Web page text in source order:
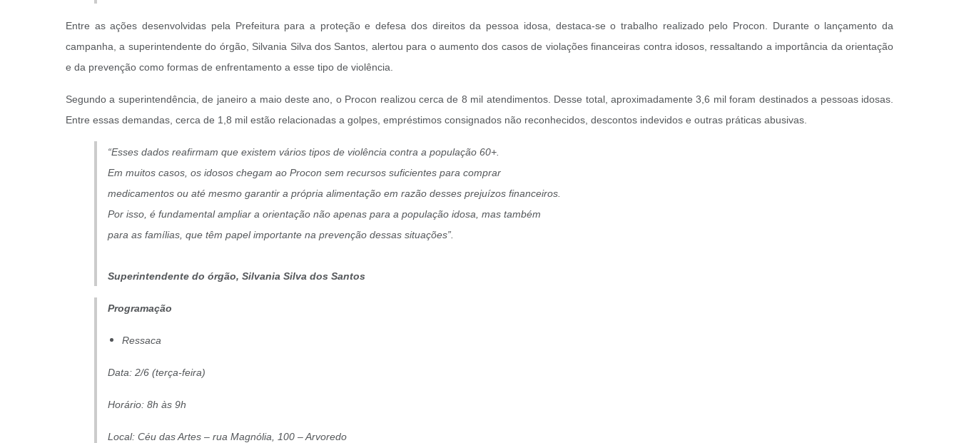
Entre as ações desenvolvidas pela Prefeitura para a proteção e defesa dos direitos da pessoa idosa, destaca-se o trabalho realizado pelo Procon. Durante o lançamento da
campanha, a superintendente do órgão, Silvania Silva dos Santos, alertou para o aumento dos casos de violações financeiras contra idosos, ressaltando a importância da orientação
e da prevenção como formas de enfrentamento a esse tipo de violência.
Segundo a superintendência, de janeiro a maio deste ano, o Procon realizou cerca de 8 mil atendimentos. Desse total, aproximadamente 3,6 mil foram destinados a pessoas idosas.
Entre essas demandas, cerca de 1,8 mil estão relacionadas a golpes, empréstimos consignados não reconhecidos, descontos indevidos e outras práticas abusivas.
“Esses dados reafirmam que existem vários tipos de violência contra a população 60+.
Em muitos casos, os idosos chegam ao Procon sem recursos suficientes para comprar
medicamentos ou até mesmo garantir a própria alimentação em razão desses prejuízos financeiros.
Por isso, é fundamental ampliar a orientação não apenas para a população idosa, mas também
para as famílias, que têm papel importante na prevenção dessas situações”.
Superintendente do órgão, Silvania Silva dos Santos
Programação
Ressaca
Data: 2/6 (terça-feira)
Horário: 8h às 9h
Local: Céu das Artes – rua Magnólia, 100 – Arvoredo